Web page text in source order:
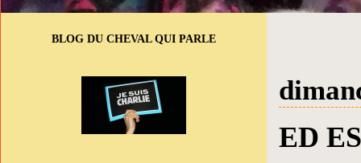
BLOG DU CHEVAL QUI PARLE
ED